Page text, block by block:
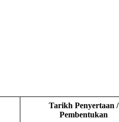
Tarikh Penyertaan /
Pembentukan